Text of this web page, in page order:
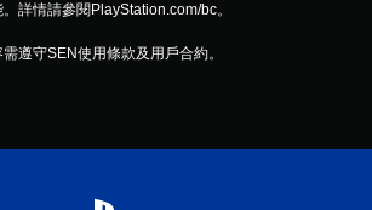
詳情請參閱PlayStation.com/bc。
遵守SEN使用條款及用戶合約。